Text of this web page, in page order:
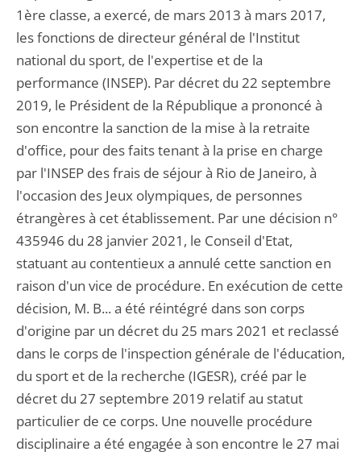
1ère classe, a exercé, de mars 2013 à mars 2017,
les fonctions de directeur général de l'Institut
national du sport, de l'expertise et de la
performance (INSEP). Par décret du 22 septembre
2019, le Président de la République a prononcé à
son encontre la sanction de la mise à la retraite
d'office, pour des faits tenant à la prise en charge
par l'INSEP des frais de séjour à Rio de Janeiro, à
l'occasion des Jeux olympiques, de personnes
étrangères à cet établissement. Par une décision n°
435946 du 28 janvier 2021, le Conseil d'Etat,
statuant au contentieux a annulé cette sanction en
raison d'un vice de procédure. En exécution de cette
décision, M. B... a été réintégré dans son corps
d'origine par un décret du 25 mars 2021 et reclassé
dans le corps de l'inspection générale de l'éducation,
du sport et de la recherche (IGESR), créé par le
décret du 27 septembre 2019 relatif au statut
particulier de ce corps. Une nouvelle procédure
disciplinaire a été engagée à son encontre le 27 mai